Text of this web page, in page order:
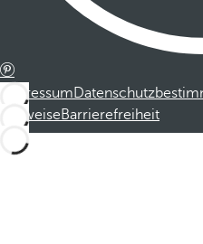
Impressum
HinweiseBarrierefreiheit